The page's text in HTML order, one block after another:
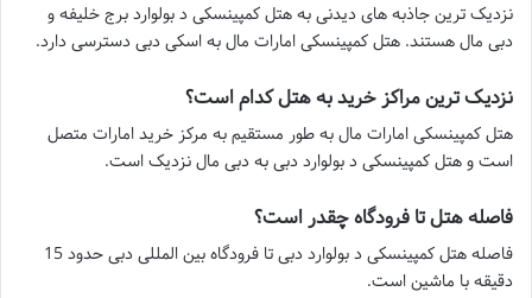
نزدیک ترین جاذبه های دیدنی به هتل کمپینسکی د بولوارد برج خلیفه و
دبی مال هستند. هتل کمپینسکی امارات مال به اسکی دبی دسترسی دارد.
نزدیک ترین مراکز خرید به هتل کدام است؟
هتل کمپینسکی امارات مال به طور مستقیم به مرکز خرید امارات متصل
است و هتل کمپینسکی د بولوارد دبی به دبی مال نزدیک است.
فاصله هتل تا فرودگاه چقدر است؟
فاصله هتل کمپینسکی د بولوارد دبی تا فرودگاه بین المللی دبی حدود 15
دقیقه با ماشین است.